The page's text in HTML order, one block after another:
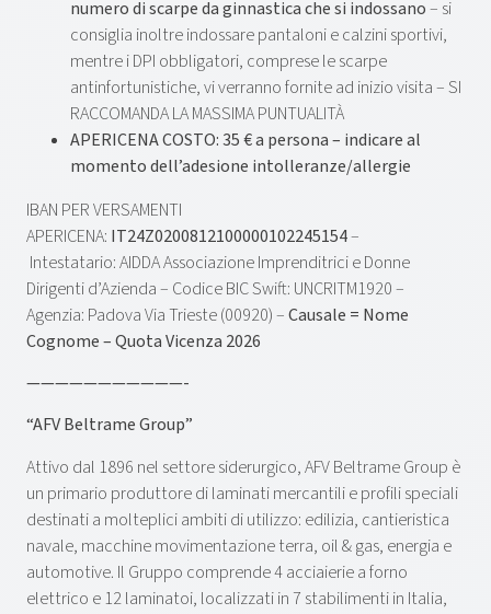
numero di scarpe da ginnastica che si indossano– si
consiglia inoltre indossare pantaloni e calzini sportivi,
mentre i DPI obbligatori, comprese le scarpe
antinfortunistiche, vi verranno fornite ad inizio visita – SI
RACCOMANDA LA MASSIMA PUNTUALITÀ
APERICENA COSTO: 35 € a persona – indicare al
momento dell’adesione intolleranze/allergie
IBAN PER VERSAMENTI
APERICENA: IT24Z0200812100000102245154–
Intestatario: AIDDA Associazione Imprenditrici e Donne
Dirigenti d’Azienda – Codice BIC Swift: UNCRITM1920 –
Agenzia: Padova Via Trieste (00920) –Causale = Nome
Cognome – Quota Vicenza 2026
———————————-
“AFV Beltrame Group”
Attivo dal 1896 nel settore siderurgico, AFV Beltrame Group è
un primario produttore di laminati mercantili e profili speciali
destinati a molteplici ambiti di utilizzo: edilizia, cantieristica
navale, macchine movimentazione terra, oil & gas, energia e
automotive. Il Gruppo comprende 4 acciaierie a forno
elettrico e 12 laminatoi, localizzati in 7 stabilimenti in Italia,